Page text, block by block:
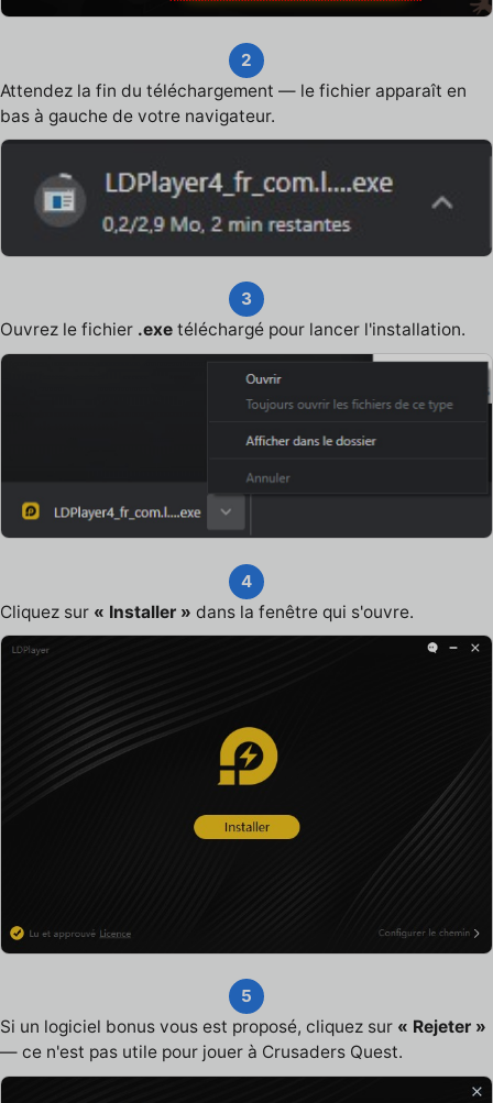
2
Attendez la fin du téléchargement — le fichier apparaît en
bas à gauche de votre navigateur.
3
Ouvrez le fichier .exe téléchargé pour lancer l'installation.
4
Cliquez sur « Installer » dans la fenêtre qui s'ouvre.
5
Si un logiciel bonus vous est proposé, cliquez sur « Rejeter »
— ce n'est pas utile pour jouer à Crusaders Quest.